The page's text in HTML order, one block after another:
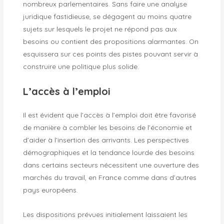
nombreux parlementaires. Sans faire une analyse
juridique fastidieuse, se dégagent au moins quatre
sujets sur lesquels le projet ne répond pas aux
besoins ou contient des propositions alarmantes. On
esquissera sur ces points des pistes pouvant servir à
construire une politique plus solide.
L’accès à l’emploi
Il est évident que l’accès à l’emploi doit être favorisé
de manière à combler les besoins de l’économie et
d’aider à l’insertion des arrivants. Les perspectives
démographiques et la tendance lourde des besoins
dans certains secteurs nécessitent une ouverture des
marchés du travail, en France comme dans d’autres
pays européens.
Les dispositions prévues initialement laissaient les